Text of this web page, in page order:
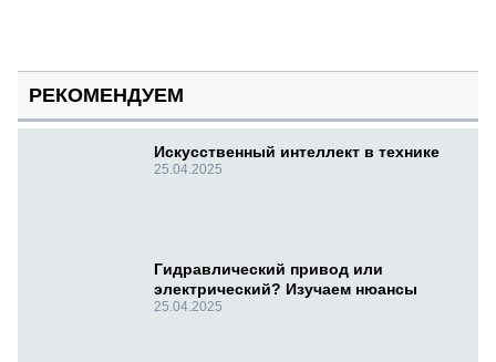
РЕКОМЕНДУЕМ
Искусственный интеллект в технике
25.04.2025
Гидравлический привод или
электрический? Изучаем нюансы
25.04.2025